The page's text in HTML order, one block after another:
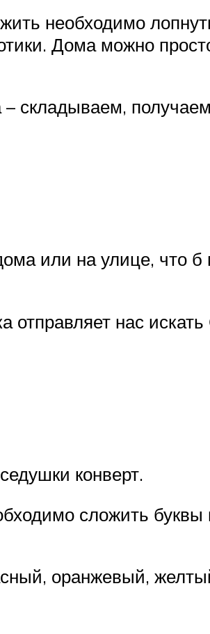
необходимо
Дома можно
складываем,
или на улице, что
отправляет нас
конверт.
сложить буквы
оранжевый,